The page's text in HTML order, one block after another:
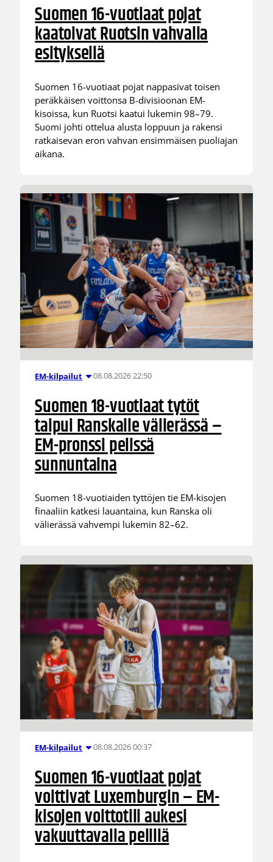
Suomen 16-vuotiaat pojat
kaatoivat Ruotsin vahvalla
esityksellä
Suomen 16-vuotiaat pojat nappasivat toisen
peräkkäisen voittonsa B-divisioonan EM-
kisoissa, kun Ruotsi kaatui lukemin 98–79.
Suomi johti ottelua alusta loppuun ja rakensi
ratkaisevan eron vahvan ensimmäisen puoliajan
aikana.
EM-kilpailut 08.08.2026 22:50
Suomen 18-vuotiaat tytöt
taipui Ranskalle välierässä –
EM-pronssi pelissä
sunnuntaina
Suomen 18-vuotiaiden tyttöjen tie EM-kisojen
finaaliin katkesi lauantaina, kun Ranska oli
välierässä vahvempi lukemin 82–62.
EM-kilpailut 08.08.2026 00:37
Suomen 16-vuotiaat pojat
voittivat Luxemburgin – EM-
kisojen voittotili aukesi
vakuuttavalla pelillä